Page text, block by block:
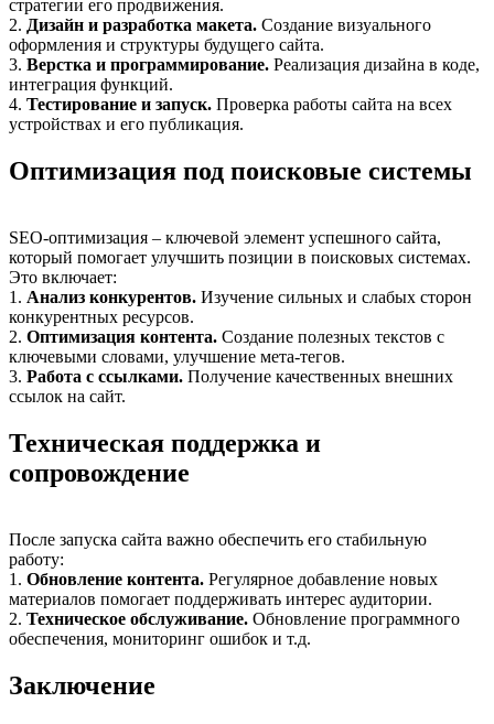
стратегии его продвижения.
2. Дизайн и разработка макета. Создание визуального
оформления и структуры будущего сайта.
3. Верстка и программирование. Реализация дизайна в коде,
интеграция функций.
4. Тестирование и запуск. Проверка работы сайта на всех
устройствах и его публикация.
Оптимизация под поисковые системы
SEO-оптимизация – ключевой элемент успешного сайта,
который помогает улучшить позиции в поисковых системах.
Это включает:
1. Анализ конкурентов. Изучение сильных и слабых сторон
конкурентных ресурсов.
2. Оптимизация контента. Создание полезных текстов с
ключевыми словами, улучшение мета-тегов.
3. Работа с ссылками. Получение качественных внешних
ссылок на сайт.
Техническая поддержка и
сопровождение
После запуска сайта важно обеспечить его стабильную
работу:
1. Обновление контента. Регулярное добавление новых
материалов помогает поддерживать интерес аудитории.
2. Техническое обслуживание. Обновление программного
обеспечения, мониторинг ошибок и т.д.
Заключение